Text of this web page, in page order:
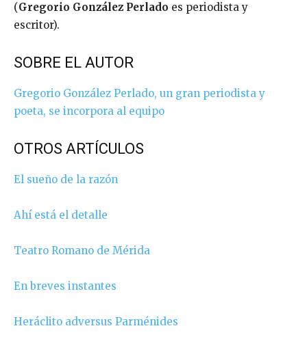
(Gregorio González Perlado es periodista y
escritor).
SOBRE EL AUTOR
Gregorio González Perlado, un gran periodista y
poeta, se incorpora al equipo
OTROS ARTÍCULOS
El sueño de la razón
Ahí está el detalle
Teatro Romano de Mérida
En breves instantes
Heráclito adversus Parménides